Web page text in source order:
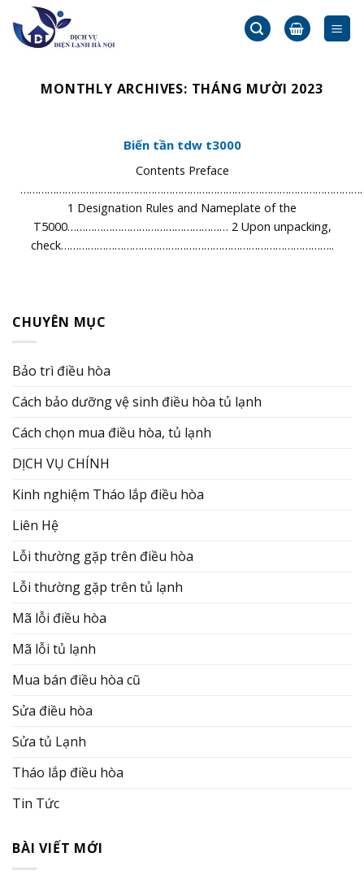
content
MONTHLY ARCHIVES: THÁNG MƯỜI 2023
Biến tần tdw t3000
Contents Preface
1 Designation Rules and Nameplate of the
T5000……………………………………………… 2 Upon unpacking,
check………………………………………………………………………………..
CHUYÊN MỤC
Bảo trì điều hòa
Cách bảo dưỡng vệ sinh điều hòa tủ lạnh
Cách chọn mua điều hòa, tủ lạnh
DỊCH VỤ CHÍNH
Kinh nghiệm Tháo lắp điều hòa
Liên Hệ
Lỗi thường gặp trên điều hòa
Lỗi thường gặp trên tủ lạnh
Mã lỗi điều hòa
Mã lỗi tủ lạnh
Mua bán điều hòa cũ
Sửa điều hòa
Sửa tủ Lạnh
Tháo lắp điều hòa
Tin Tức
BÀI VIẾT MỚI